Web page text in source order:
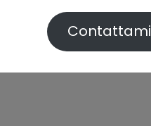
Contattami